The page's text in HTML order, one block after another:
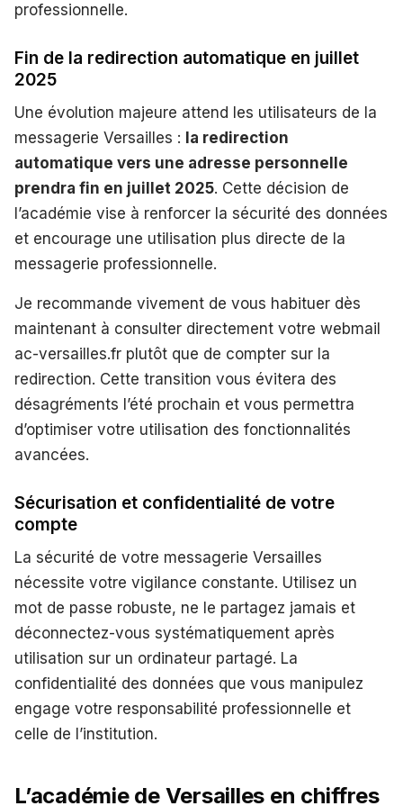
professionnelle.
Fin de la redirection automatique en juillet
2025
Une évolution majeure attend les utilisateurs de la
messagerie Versailles : la redirection
automatique vers une adresse personnelle
prendra fin en juillet 2025. Cette décision de
l’académie vise à renforcer la sécurité des données
et encourage une utilisation plus directe de la
messagerie professionnelle.
Je recommande vivement de vous habituer dès
maintenant à consulter directement votre webmail
ac-versailles.fr plutôt que de compter sur la
redirection. Cette transition vous évitera des
désagréments l’été prochain et vous permettra
d’optimiser votre utilisation des fonctionnalités
avancées.
Sécurisation et confidentialité de votre
compte
La sécurité de votre messagerie Versailles
nécessite votre vigilance constante. Utilisez un
mot de passe robuste, ne le partagez jamais et
déconnectez-vous systématiquement après
utilisation sur un ordinateur partagé. La
confidentialité des données que vous manipulez
engage votre responsabilité professionnelle et
celle de l’institution.
L’académie de Versailles en chiffres